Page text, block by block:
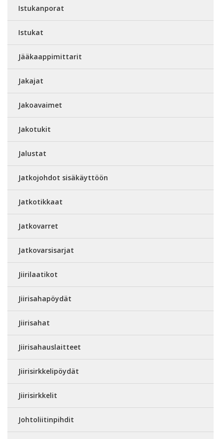
Istukanporat
Istukat
Jääkaappimittarit
Jakajat
Jakoavaimet
Jakotukit
Jalustat
Jatkojohdot sisäkäyttöön
Jatkotikkaat
Jatkovarret
Jatkovarsisarjat
Jiirilaatikot
Jiirisahapöydät
Jiirisahat
Jiirisahauslaitteet
Jiirisirkkelipöydät
Jiirisirkkelit
Johtoliitinpihdit